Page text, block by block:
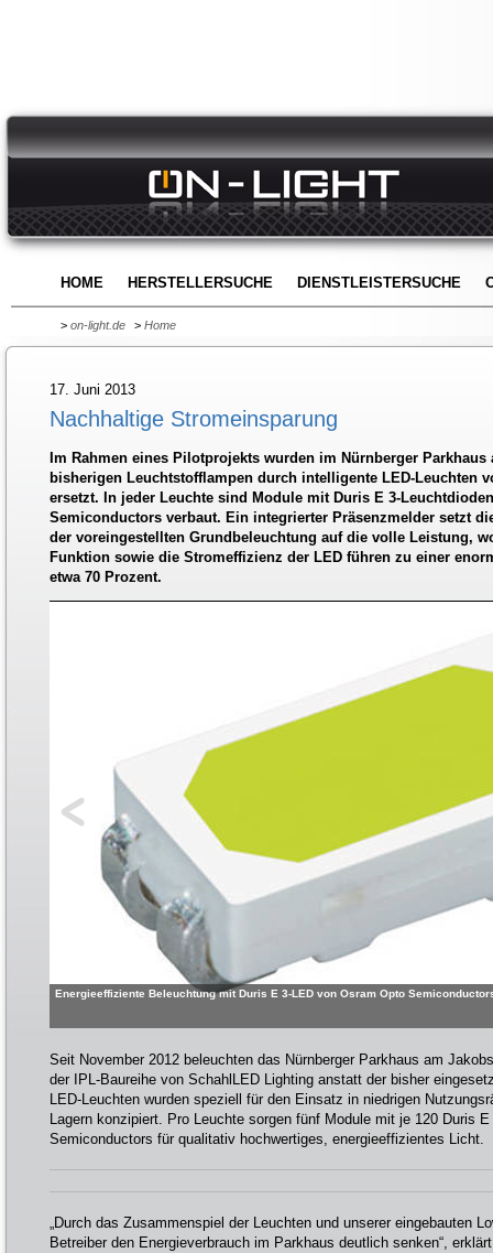
HOME HERSTELLERSUCHE DIENSTLEISTERSUCHE
> on-light.de > Home
17. Juni 2013
Nachhaltige Stromeinsparung
Im Rahmen eines Pilotprojekts wurden im Nürnberger Parkhaus
bisherigen Leuchtstofflampen durch intelligente LED-Leuchten
ersetzt. In jeder Leuchte sind Module mit Duris E 3-
Semiconductors verbaut. Ein integrierter Präsenzmelder setzt
der voreingestellten Grundbeleuchtung auf die volle Leistung,
Funktion sowie die Stromeffizienz der LED führen zu einer
etwa 70 Prozent.
Energieeffiziente Beleuchtung mit Duris E 3-LED von Osram Opto
Seit November 2012 beleuchten das Nürnberger Parkhaus am
der IPL-Baureihe von SchahlLED Lighting anstatt der bisher
LED-Leuchten wurden speziell für den Einsatz in niedrigen
Lagern konzipiert. Pro Leuchte sorgen fünf Module mit je 120 Duris
Semiconductors für qualitativ hochwertiges, energieeffizientes Licht.
„Durch das Zusammenspiel der Leuchten und unserer eingebauten
Betreiber den Energieverbrauch im Parkhaus deutlich senken“,